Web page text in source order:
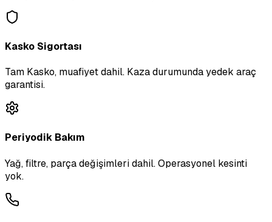
Kasko Sigortası
Tam Kasko, muafiyet dahil. Kaza durumunda yedek araç
garantisi.
Periyodik Bakım
Yağ, filtre, parça değişimleri dahil. Operasyonel kesinti
yok.